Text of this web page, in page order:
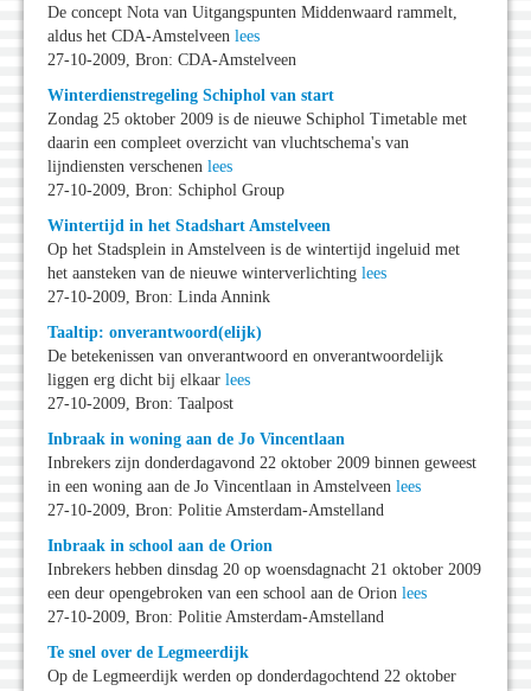
De concept Nota van Uitgangspunten Middenwaard rammelt,
aldus het CDA-Amstelveen lees
27-10-2009, Bron: CDA-Amstelveen
Winterdienstregeling Schiphol van start
Zondag 25 oktober 2009 is de nieuwe Schiphol Timetable met
daarin een compleet overzicht van vluchtschema's van
lijndiensten verschenen lees
27-10-2009, Bron: Schiphol Group
Wintertijd in het Stadshart Amstelveen
Op het Stadsplein in Amstelveen is de wintertijd ingeluid met
het aansteken van de nieuwe winterverlichting lees
27-10-2009, Bron: Linda Annink
Taaltip: onverantwoord(elijk)
De betekenissen van onverantwoord en onverantwoordelijk
liggen erg dicht bij elkaar lees
27-10-2009, Bron: Taalpost
Inbraak in woning aan de Jo Vincentlaan
Inbrekers zijn donderdagavond 22 oktober 2009 binnen geweest
in een woning aan de Jo Vincentlaan in Amstelveen lees
27-10-2009, Bron: Politie Amsterdam-Amstelland
Inbraak in school aan de Orion
Inbrekers hebben dinsdag 20 op woensdagnacht 21 oktober 2009
een deur opengebroken van een school aan de Orion lees
27-10-2009, Bron: Politie Amsterdam-Amstelland
Te snel over de Legmeerdijk
Op de Legmeerdijk werden op donderdagochtend 22 oktober